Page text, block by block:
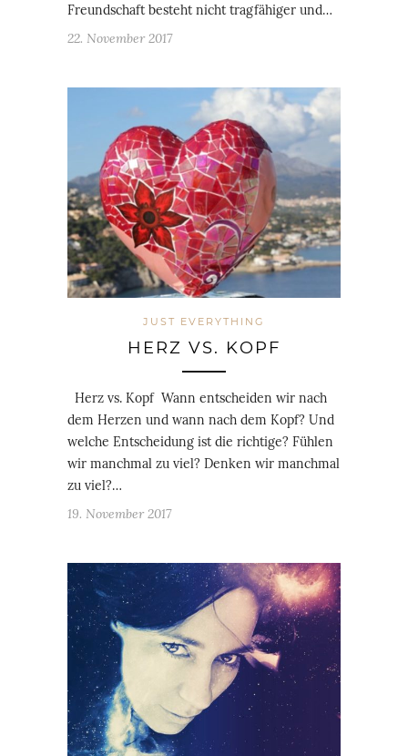
Freundschaft besteht nicht tragfähiger und…
22. November 2017
JUST EVERYTHING
HERZ VS. KOPF
Herz vs. Kopf Wann entscheiden wir nach
dem Herzen und wann nach dem Kopf? Und
welche Entscheidung ist die richtige? Fühlen
wir manchmal zu viel? Denken wir manchmal
zu viel?…
19. November 2017